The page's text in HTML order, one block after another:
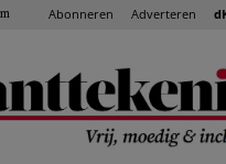
Abonneren Adverteren